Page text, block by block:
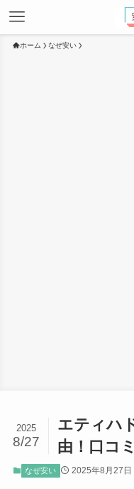
ホーム なぜ安い
エティハ
由！口コ
2025
8/27
なぜ安い 2025年8月27日